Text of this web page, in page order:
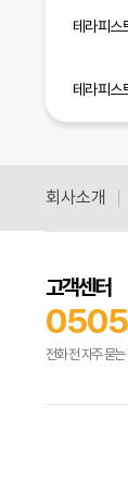
공식
회사소개
고객센터
전화 전 자주 묻